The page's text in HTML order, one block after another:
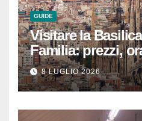
GUIDE
Visitare la
Familia: prezzi,
che devi sapere
un’esperienza
8 LUGLIO 2026